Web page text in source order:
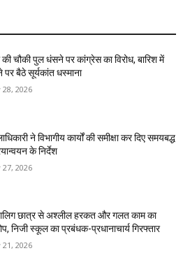
की चौकी पुल धंसने पर कांग्रेस का विरोध, बारिश में
पर बैठे सूर्यकांत धस्माना
28, 2026
ने विभागीय कार्यों की समीक्षा कर दिए समयबद्ध
के निर्देश
27, 2026
छात्र से अश्लील हरकत और गलत काम का
निजी स्कूल का प्रबंधक-प्रधानाचार्य गिरफ्तार
21, 2026